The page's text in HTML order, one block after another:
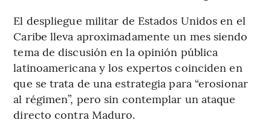
El despliegue militar de Estados Unidos en el
Caribe lleva aproximadamente un mes siendo
tema de discusión en la opinión pública
latinoamericana y los expertos coinciden en
que se trata de una estrategia para “erosionar
al régimen”, pero sin contemplar un ataque
directo contra Maduro.